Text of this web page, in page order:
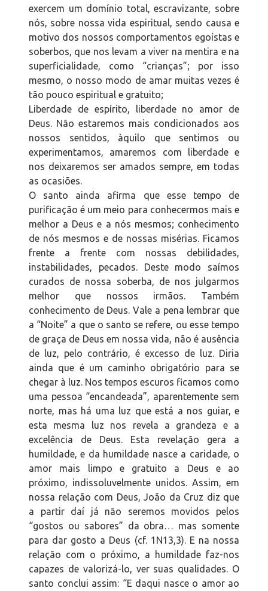
exercem um domínio total, escravizante, sobre
nós, sobre nossa vida espiritual, sendo causa e
motivo dos nossos comportamentos egoístas e
soberbos, que nos levam a viver na mentira e na
superficialidade, como “crianças”; por isso
mesmo, o nosso modo de amar muitas vezes é
tão pouco espiritual e gratuito;
Liberdade de espírito, liberdade no amor de
Deus. Não estaremos mais condicionados aos
nossos sentidos, àquilo que sentimos ou
experimentamos, amaremos com liberdade e
nos deixaremos ser amados sempre, em todas
as ocasiões.
O santo ainda afirma que esse tempo de
purificação é um meio para conhecermos mais e
melhor a Deus e a nós mesmos; conhecimento
de nós mesmos e de nossas misérias. Ficamos
frente a frente com nossas debilidades,
instabilidades, pecados. Deste modo saímos
curados de nossa soberba, de nos julgarmos
melhor que nossos irmãos. Também
conhecimento de Deus. Vale a pena lembrar que
a “Noite” a que o santo se refere, ou esse tempo
de graça de Deus em nossa vida, não é ausência
de luz, pelo contrário, é excesso de luz. Diria
ainda que é um caminho obrigatório para se
chegar à luz. Nos tempos escuros ficamos como
uma pessoa “encandeada”, aparentemente sem
norte, mas há uma luz que está a nos guiar, e
esta mesma luz nos revela a grandeza e a
excelência de Deus. Esta revelação gera a
humildade, e da humildade nasce a caridade, o
amor mais limpo e gratuito a Deus e ao
próximo, indissoluvelmente unidos. Assim, em
nossa relação com Deus, João da Cruz diz que
a partir daí já não seremos movidos pelos
“gostos ou sabores” da obra… mas somente
para dar gosto a Deus (cf. 1N13,3). E na nossa
relação com o próximo, a humildade faz-nos
capazes de valorizá-lo, ver suas qualidades. O
santo conclui assim: “E daqui nasce o amor ao